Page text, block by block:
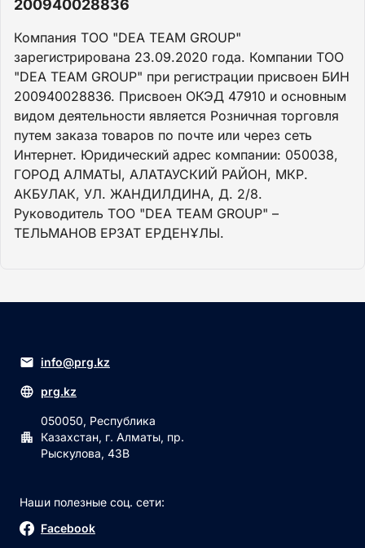
200940028836
Компания ТОО "DEA TEAM GROUP"
зарегистрирована 23.09.2020 года. Компании ТОО
"DEA TEAM GROUP" при регистрации присвоен БИН
200940028836. Присвоен ОКЭД 47910 и основным
видом деятельности является Розничная торговля
путем заказа товаров по почте или через сеть
Интернет. Юридический адрес компании: 050038,
ГОРОД АЛМАТЫ, АЛАТАУСКИЙ РАЙОН, МКР.
АКБУЛАК, УЛ. ЖАНДИЛДИНА, Д. 2/8.
Руководитель ТОО "DEA TEAM GROUP" –
ТЕЛЬМАНОВ ЕРЗАТ ЕРДЕНҰЛЫ.
info@prg.kz
prg.kz
050050, Республика
Казахстан, г. Алматы, пр.
Рыскулова, 43В
Наши полезные соц. сети:
Facebook